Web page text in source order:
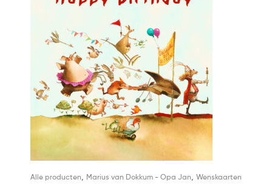
Alle producten Marius van Dokkum - Opa Jan Wenskaarten